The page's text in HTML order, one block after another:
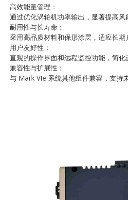
高效能量管理：
通过优化涡轮机功率输出，显著提高风
耐用性与长寿命：
采用高品质材料和保形涂层，适应长期
用户友好性：
直观的操作界面和远程监控功能，简化
兼容性与扩展性：
与 Mark VIe 系统其他组件兼容，支持